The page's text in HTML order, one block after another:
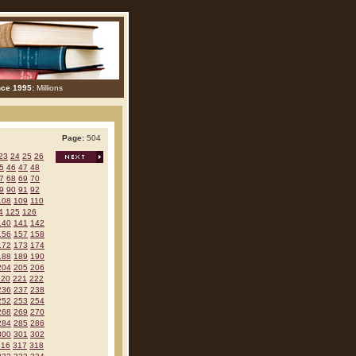
1995: Millions
Page: 504
24 25 26
46 47 48
68 69 70
90 91 92
109 110
125 126
141 142
157 158
173 174
189 190
205 206
221 222
237 238
253 254
269 270
285 286
301 302
317 318